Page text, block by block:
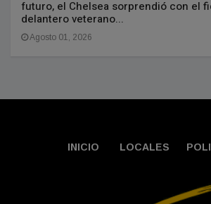
futuro, el Chelsea sorprendió con el
delantero veterano...
Agosto 01, 2026
INICIO LOCALES